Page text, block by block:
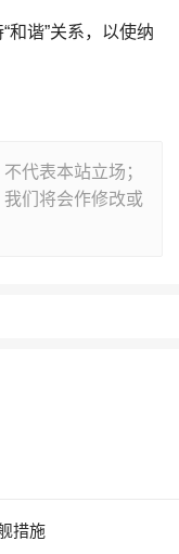
和谐”关系，以使纳
代表本站立场；
们将会作修改或
措施